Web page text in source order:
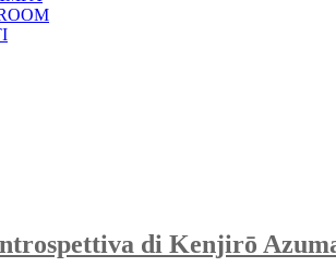
di Kenjirō